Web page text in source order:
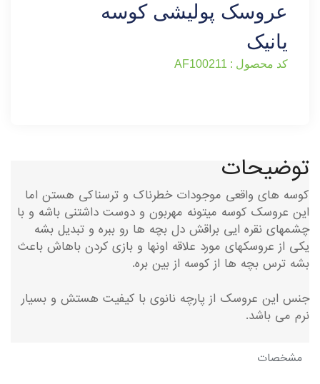
عروسک پولیشی کوسه
یانیک
کد محصول : AF100211
توضیحات
کوسه های واقعی موجودات خطرناک و ترسناکی هستن اما
این عروسک کوسه میتونه مهربون و دوست داشتنی باشه و با
چشمهای نقره ایی براقش دل بچه ها رو ببره و تبدیل بشه
یکی از عروسکهای مورد علاقه اونها و بازی کردن باهاش باعث
بشه ترس بچه ها از کوسه از بین بره.
جنس این عروسک از پارچه نانوی با کیفیت هستش و بسیار
نرم می باشد.
مشخصات